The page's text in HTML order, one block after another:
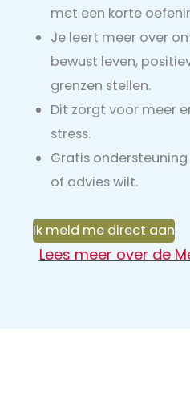
met een korte
Je leert meer over
bewust leven,
grenzen stellen.
Dit zorgt voor meer
stress.
Gratis
of advies wilt.
Ik meld me direct aan
Lees meer over de